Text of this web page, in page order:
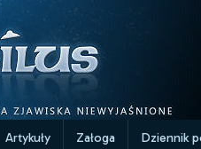
Artykuły Załoga Dziennik